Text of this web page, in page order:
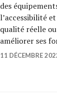
des
l’accessibilité
qualité réelle
améliorer ses
11 DÉCEMBRE